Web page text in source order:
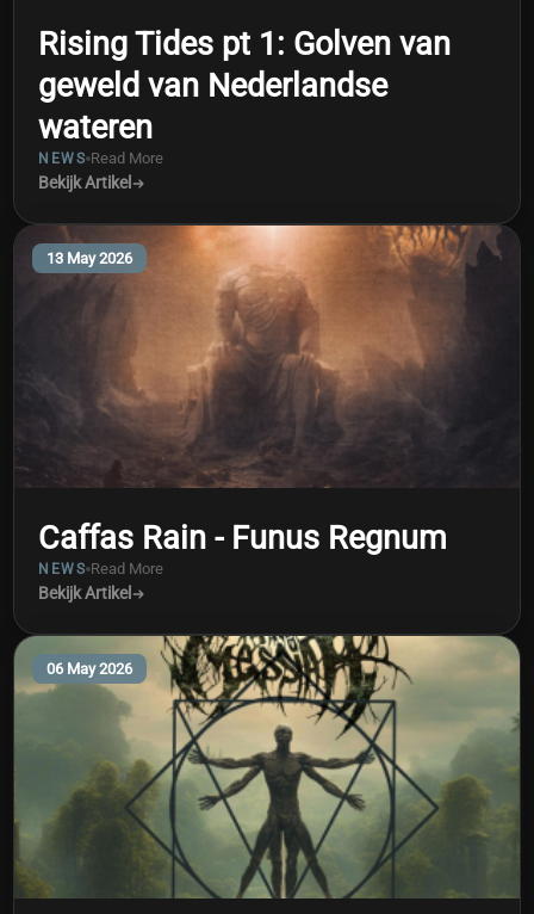
Rising Tides pt 1: Golven van
geweld van Nederlandse
wateren
NEWS Read More
Bekijk Artikel
13 May 2026
Caffas Rain - Funus Regnum
NEWS Read More
Bekijk Artikel
06 May 2026